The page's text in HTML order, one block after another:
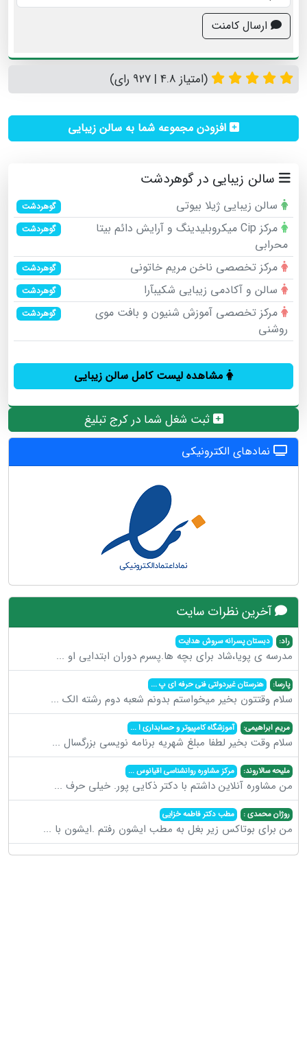
ارسال کامنت
(امتیاز 4.8 | 927 رای)
افزودن مجموعه شما به سالن زیبایی
سالن زیبایی در گوهردشت
سالن زیبایی ژیلا بیوتی گوهردشت
مرکز Cip میکروبلیدینگ و آرایش دائم بیتا
محرابی
گوهردشت
مرکز تخصصی ناخن مریم خاتونی گوهردشت
سالن و آکادمی زیبایی شکیبآرا گوهردشت
مرکز تخصصی آموزش شنیون و بافت موی
روشنی
گوهردشت
مشاهده لیست کامل سالن زیبایی
ثبت شغل شما در کرج تبلیغ
نمادهای الکترونیکی
آخرین نظرات سایت
راد: دبستان پسرانه سروش هدایت
مدرسه ی پویا،شاد برای بچه ها.پسرم دوران ابتدایی او ...
پارسا: هنرستان غیردولتی فنی حرفه ای پ...
سلام وقتتون بخیر میخواستم بدونم شعبه دوم رشته الک ...
مریم ابراهیمی: آموزشگاه کامپیوتر و حسابداری ا...
سلام وقت بخیر لطفا مبلغ شهریه برنامه نویسی بزرگسال ...
ملیحه سالاروند: مرکز مشاوره روانشناسی اقیانوس...
من مشاوره آنلاین داشتم با دکتر ذکایی پور. خیلی حرف ...
روژان محمدی : مطب دکتر فاطمه خزایی
من برای بوتاکس زیر بغل به مطب ایشون رفتم .ایشون با ...